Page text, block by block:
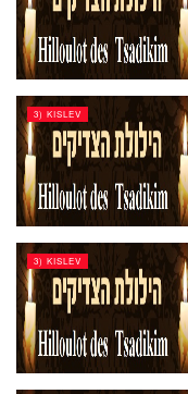
3) KISLEV
3) KISLEV